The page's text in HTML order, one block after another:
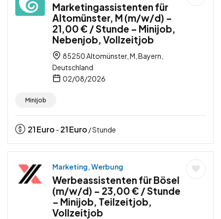
Marketingassistenten für
Altomünster, M (m/w/d) –
21,00 € / Stunde – Minijob,
Nebenjob, Vollzeitjob
85250 Altomünster, M, Bayern,
Deutschland
02/08/2026
Minijob
21Euro - 21Euro / Stunde
Marketing, Werbung
Werbeassistenten für Bösel
(m/w/d) – 23,00 € / Stunde
– Minijob, Teilzeitjob,
Vollzeitjob